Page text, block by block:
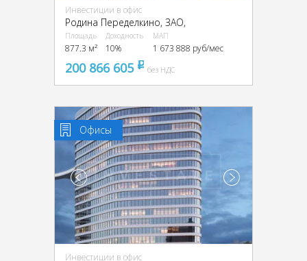
Инвестиции в офис
Родина Переделкино, ЗАО,
Площадь
877.3 м²
Доходность
10%
МАП
1 673 888 руб/мес
200 866 605 pуббез НДС
Офисы
Инвестиции в офис